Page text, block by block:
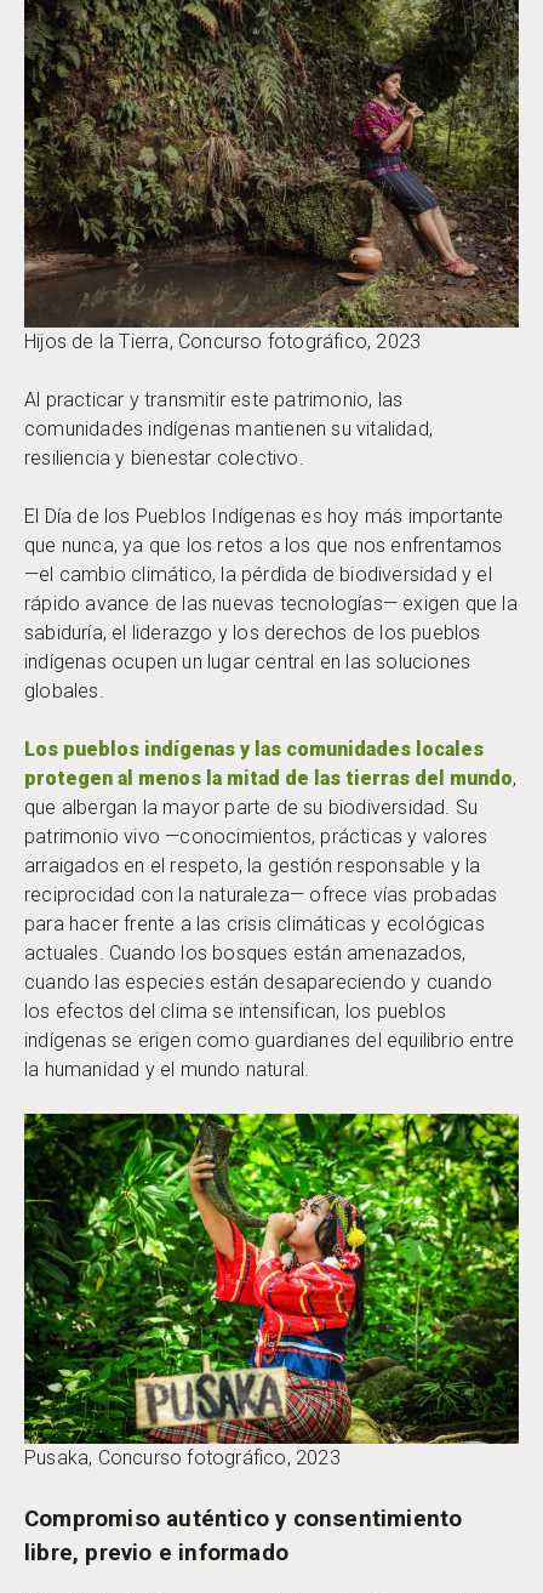
Hijos de la Tierra, Concurso fotográfico, 2023
Al practicar y transmitir este patrimonio, las
comunidades indígenas mantienen su vitalidad,
resiliencia y bienestar colectivo.
El Día de los Pueblos Indígenas es hoy más importante
que nunca, ya que los retos a los que nos enfrentamos
—el cambio climático, la pérdida de biodiversidad y el
rápido avance de las nuevas tecnologías— exigen que la
sabiduría, el liderazgo y los derechos de los pueblos
indígenas ocupen un lugar central en las soluciones
globales.
Los pueblos indígenas y las comunidades locales
protegen al menos la mitad de las tierras del mundo,
que albergan la mayor parte de su biodiversidad. Su
patrimonio vivo —conocimientos, prácticas y valores
arraigados en el respeto, la gestión responsable y la
reciprocidad con la naturaleza— ofrece vías probadas
para hacer frente a las crisis climáticas y ecológicas
actuales. Cuando los bosques están amenazados,
cuando las especies están desapareciendo y cuando
los efectos del clima se intensifican, los pueblos
indígenas se erigen como guardianes del equilibrio entre
la humanidad y el mundo natural.
Pusaka, Concurso fotográfico, 2023
Compromiso auténtico y consentimiento
libre, previo e informado